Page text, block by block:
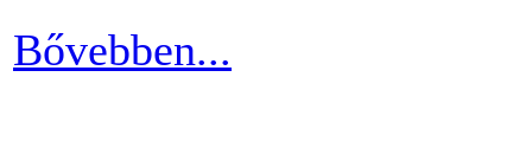
Bővebben...